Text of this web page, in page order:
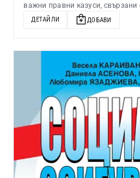
важни правни казуси, свързани
ДЕТАЙЛИ ДОБАВИ